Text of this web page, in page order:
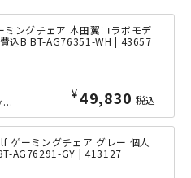
ミングチェア 本田翼コラボモデ
込B BT-AG76351-WH | 43657
¥49,830 税込
AKRacing（エーケーレーシング）シリーズのコンパクトモデルであるPinon...
ゲーミングチェア グレー 個人
AG76291-GY | 413127